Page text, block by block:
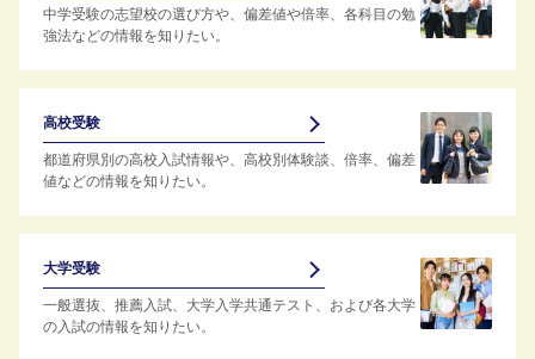
中学受験の志望校の選び方や、偏差値や倍率、各科目の勉
強法などの情報を知りたい。
高校受験
都道府県別の高校入試情報や、高校別体験談、倍率、偏差
値などの情報を知りたい。
大学受験
一般選抜、推薦入試、大学入学共通テスト、および各大学
の入試の情報を知りたい。